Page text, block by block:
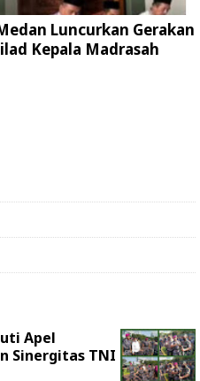
Luncurkan Gerakan
Kepala Madrasah
Apel
Sinergitas TNI